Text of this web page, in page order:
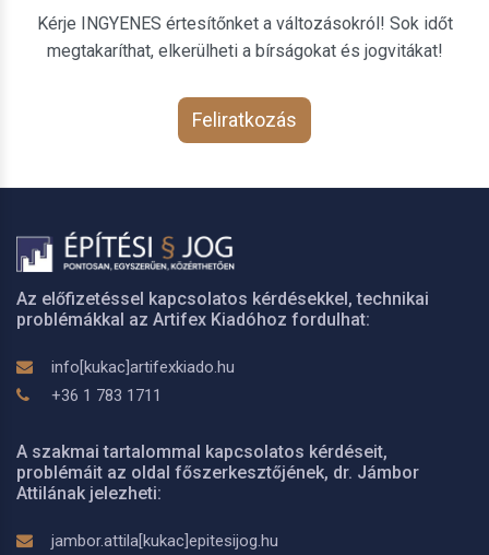
Kérje INGYENES értesítőnket a változásokról! Sok időt
megtakaríthat, elkerülheti a bírságokat és jogvitákat!
Feliratkozás
Az előfizetéssel kapcsolatos kérdésekkel, technikai
problémákkal az Artifex Kiadóhoz fordulhat:
info[kukac]artifexkiado.hu
+36 1 783 1711
A szakmai tartalommal kapcsolatos kérdéseit,
problémáit az oldal főszerkesztőjének, dr. Jámbor
Attilának jelezheti:
jambor.attila[kukac]epitesijog.hu